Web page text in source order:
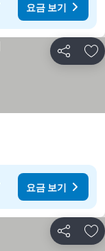
요금 보기
공유 즐
요금 보기
공유 즐